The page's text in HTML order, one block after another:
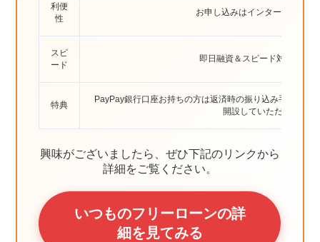
利便
性
お申し込みはインターネット
スピ
ード
即日融資＆スピード対応（最
特典
PayPay銀行口座お持ちの方は返済時の振り込み手数料
開設していただくとキ
興味がございましたら、ぜひ下記のリンクから
詳細をご覧ください。
いつものフリーローンの詳
細を見てみる